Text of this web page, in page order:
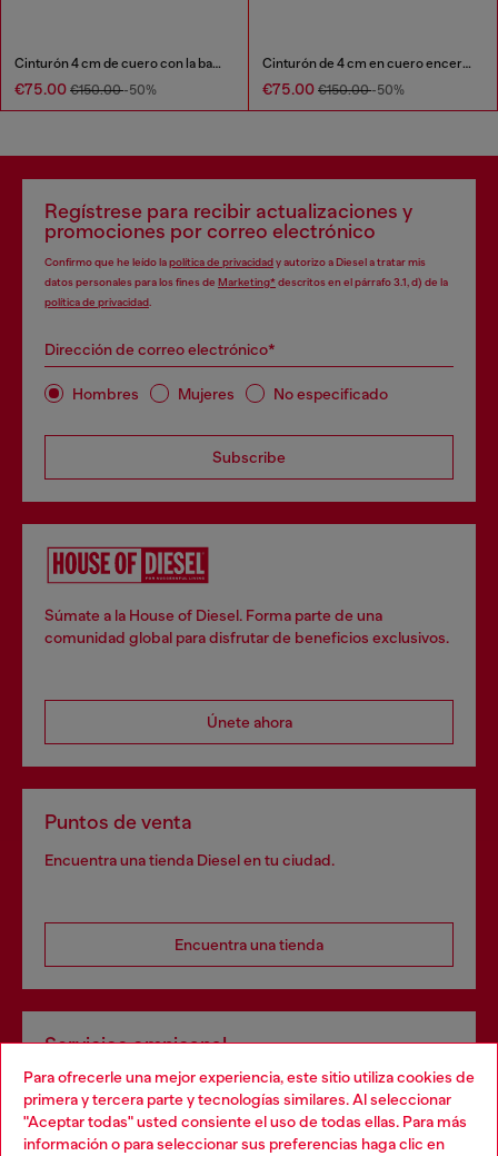
Para ofrecerle una mejor experiencia, este sitio utiliza cookies de
primera y tercera parte y tecnologías similares. Al seleccionar
"Aceptar todas" usted consiente el uso de todas ellas. Para más
información o para seleccionar sus preferencias haga clic en
Cinturón 4 cm de cuero con la bandera del quinto bolsillo
€75.00 €150.00-50%
Cinturón de 4 cm en cuero encerado
€75.00 €150.00-50%
Regístrese para recibir actualizaciones y
promociones por correo electrónico
Confirmo que he leído lapolítica de privacidady autorizo a Diesel a tratar mis
datos personales para los fines de Marketing*descritos en el párrafo 3.1, d) de la
política de privacidad
Dirección de correo electrónico*
Hombres Mujeres No especificado
Subscribe
Súmate a la House of Diesel. Forma parte de una
comunidad global para disfrutar de beneficios exclusivos.
Únete ahora
Puntos de venta
Encuentra una tienda Diesel en tu ciudad.
Encuentra una tienda
Servicios omnicanal
Descubre todos nuestros servicios, tanto en línea como
en la tienda.
Choose your location